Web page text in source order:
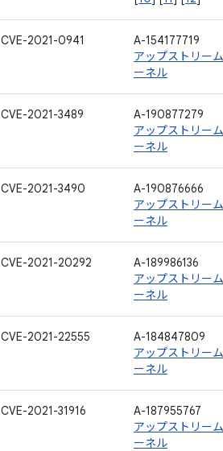
CVE-2021-0941
A-154177719
アップストリー
ーネル
CVE-2021-3489
A-190877279
アップストリー
ーネル
CVE-2021-3490
A-190876666
アップストリー
ーネル
CVE-2021-20292
A-189986136
アップストリー
ーネル
CVE-2021-22555
A-184847809
アップストリー
ーネル
CVE-2021-31916
A-187955767
アップストリー
ーネル